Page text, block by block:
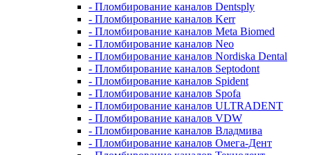
- Пломбирование каналов Dentsply
- Пломбирование каналов Kerr
- Пломбирование каналов Meta Biomed
- Пломбирование каналов Neo
- Пломбирование каналов Nordiska Dental
- Пломбирование каналов Septodont
- Пломбирование каналов Spident
- Пломбирование каналов Spofa
- Пломбирование каналов ULTRADENT
- Пломбирование каналов VDW
- Пломбирование каналов Владмива
- Пломбирование каналов Омега-Дент